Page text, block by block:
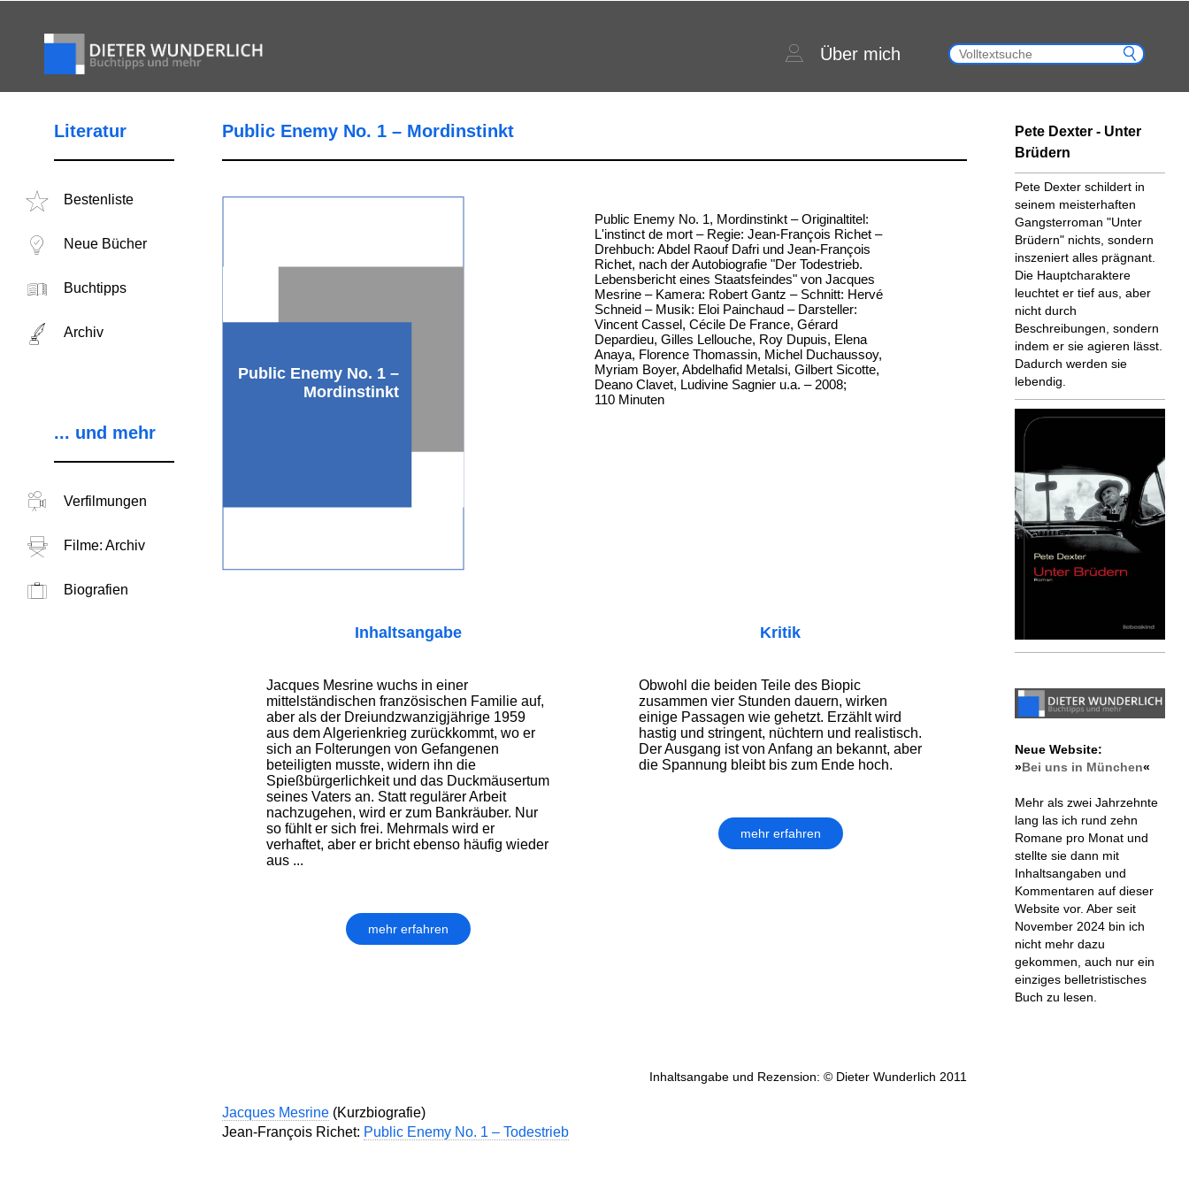
Über mich
Literatur
Bestenliste
Neue Bücher
Buchtipps
Archiv
... und mehr
Verfilmungen
Filme: Archiv
Biografien
Public Enemy No. 1 – Mordinstinkt
Public Enemy No. 1 –
Mordinstinkt
Public Enemy No. 1, Mordinstinkt – Originaltitel:
L'instinct de mort – Regie: Jean-François Richet –
Drehbuch: Abdel Raouf Dafri und Jean-François
Richet, nach der Autobiografie "Der Todestrieb.
Lebensbericht eines Staatsfeindes" von Jacques
Mesrine – Kamera: Robert Gantz – Schnitt: Hervé
Schneid – Musik: Eloi Painchaud – Darsteller:
Vincent Cassel, Cécile De France, Gérard
Depardieu, Gilles Lellouche, Roy Dupuis, Elena
Anaya, Florence Thomassin, Michel Duchaussoy,
Myriam Boyer, Abdelhafid Metalsi, Gilbert Sicotte,
Deano Clavet, Ludivine Sagnier u.a. – 2008;
110 Minuten
Inhaltsangabe
Jacques Mesrine wuchs in einer
mittelständischen französischen Familie auf,
aber als der Dreiundzwanzigjährige 1959
aus dem Algerienkrieg zurückkommt, wo er
sich an Folterungen von Gefangenen
beteiligten musste, widern ihn die
Spießbürgerlichkeit und das Duckmäusertum
seines Vaters an. Statt regulärer Arbeit
nachzugehen, wird er zum Bankräuber. Nur
so fühlt er sich frei. Mehrmals wird er
verhaftet, aber er bricht ebenso häufig wieder
aus ...
mehr erfahren
Kritik
Obwohl die beiden Teile des Biopic
zusammen vier Stunden dauern, wirken
einige Passagen wie gehetzt. Erzählt wird
hastig und stringent, nüchtern und realistisch.
Der Ausgang ist von Anfang an bekannt, aber
die Spannung bleibt bis zum Ende hoch.
mehr erfahren
Inhaltsangabe und Rezension: © Dieter Wunderlich 2011
Jacques Mesrine(Kurzbiografie)
Jean-François Richet: Public Enemy No. 1 – Todestrieb
Pete Dexter - Unter
Brüdern
Pete Dexter schildert in
seinem meisterhaften
Gangsterroman "Unter
Brüdern" nichts, sondern
inszeniert alles prägnant.
Die Hauptcharaktere
leuchtet er tief aus, aber
nicht durch
Beschreibungen, sondern
indem er sie agieren lässt.
Dadurch werden sie
lebendig.
Neue Website:
»Bei uns in München«
Mehr als zwei Jahrzehnte
lang las ich rund zehn
Romane pro Monat und
stellte sie dann mit
Inhaltsangaben und
Kommentaren auf dieser
Website vor. Aber seit
November 2024 bin ich
nicht mehr dazu
gekommen, auch nur ein
einziges belletristisches
Buch zu lesen.